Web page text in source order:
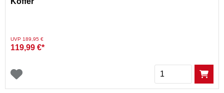
Preis reduziert von
UVP 189,95 €auf
119,99 €*
Menge